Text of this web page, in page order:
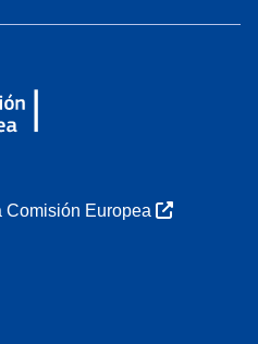
Comisión Europea